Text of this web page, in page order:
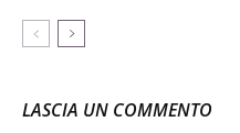
LASCIA UN COMMENTO